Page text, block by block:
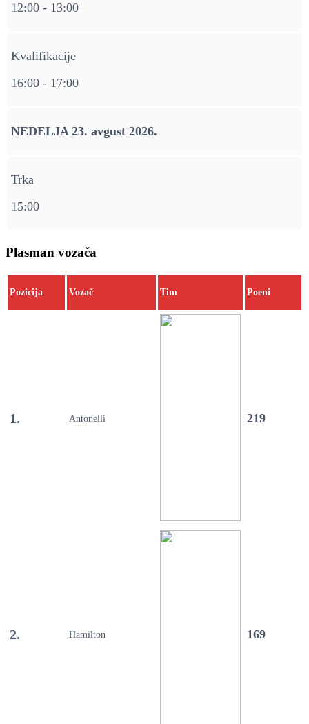
12:00 - 13:00
Kvalifikacije
16:00 - 17:00
NEDELJA 23. avgust 2026.
Trka
15:00
Plasman vozača
Pozicija Vozač Tim Poeni
1. Antonelli 219
2. Hamilton 169